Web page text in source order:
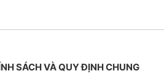
SÁCH VÀ QUY ĐỊNH CHUNG